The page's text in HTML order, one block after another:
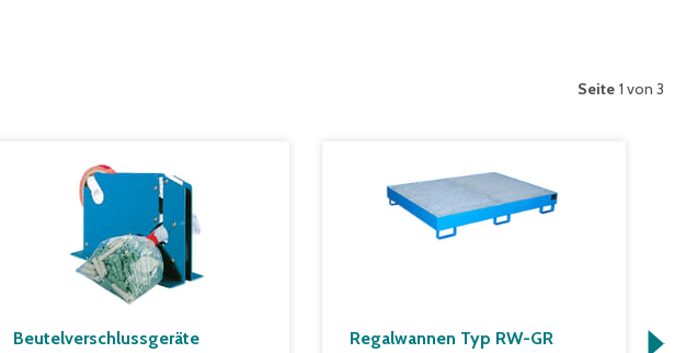
Seite 1 von 3
Beutelverschlussgeräte Regalwannen Typ RW-GR